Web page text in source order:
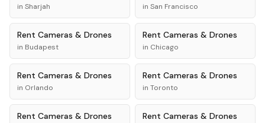
in Sharjah in San Francisco
Rent Cameras & Drones
in Budapest
Rent Cameras & Drones
in Chicago
Rent Cameras & Drones
in Orlando
Rent Cameras & Drones
in Toronto
Rent Cameras & Drones Rent Cameras & Drones